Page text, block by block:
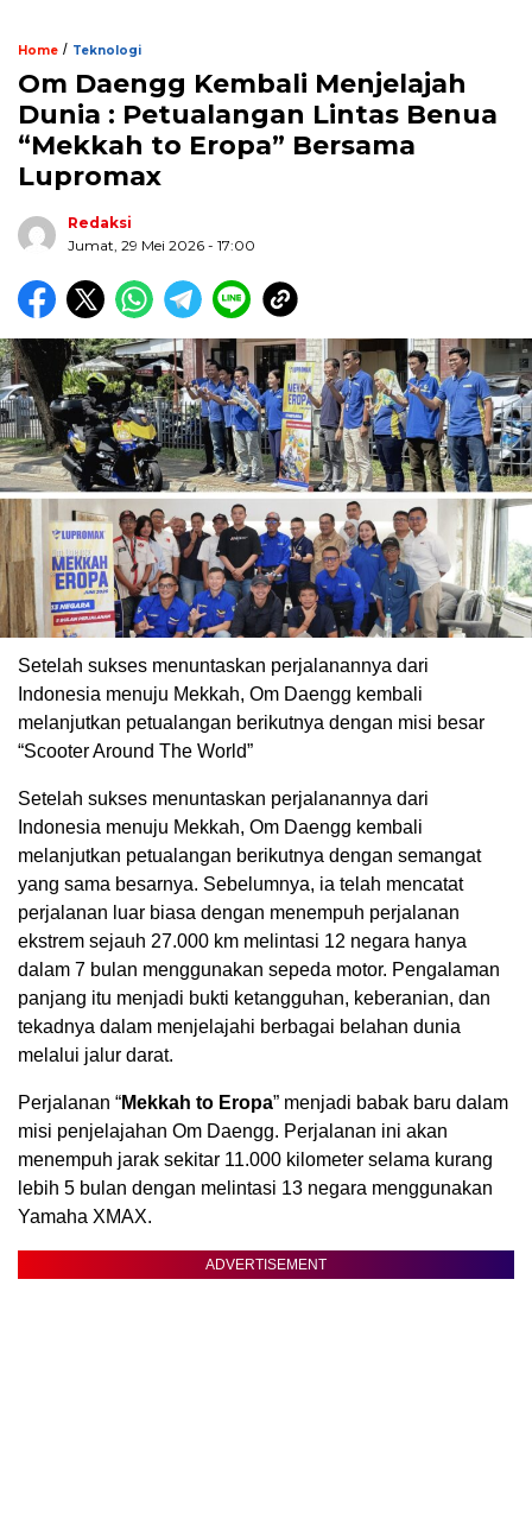
Home / Teknologi
Om Daengg Kembali Menjelajah
Dunia : Petualangan Lintas Benua
“Mekkah to Eropa” Bersama
Lupromax
Redaksi
Jumat, 29 Mei 2026 - 17:00
Setelah sukses menuntaskan perjalanannya dari
Indonesia menuju Mekkah, Om Daengg kembali
melanjutkan petualangan berikutnya dengan misi besar
“Scooter Around The World”
Setelah sukses menuntaskan perjalanannya dari
Indonesia menuju Mekkah, Om Daengg kembali
melanjutkan petualangan berikutnya dengan semangat
yang sama besarnya. Sebelumnya, ia telah mencatat
perjalanan luar biasa dengan menempuh perjalanan
ekstrem sejauh 27.000 km melintasi 12 negara hanya
dalam 7 bulan menggunakan sepeda motor. Pengalaman
panjang itu menjadi bukti ketangguhan, keberanian, dan
tekadnya dalam menjelajahi berbagai belahan dunia
melalui jalur darat.
Perjalanan “Mekkah to Eropa” menjadi babak baru dalam
misi penjelajahan Om Daengg. Perjalanan ini akan
menempuh jarak sekitar 11.000 kilometer selama kurang
lebih 5 bulan dengan melintasi 13 negara menggunakan
Yamaha XMAX.
ADVERTISEMENT